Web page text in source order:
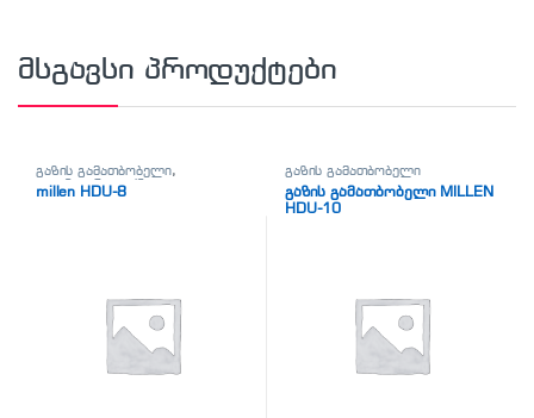
მსგავსი პროდუქტები
გაზის გამათბობელი,
კლიმატური ტექნიკა
millen HDU-8
გაზის გამათბობელი
გაზის გამათბობელი MILLEN
HDU-10